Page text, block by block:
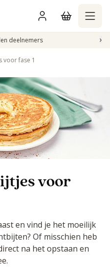
deelnemers ›
voor fase 1
voor
en vind je het moeilijk
Of misschien heb
na het opstaan en